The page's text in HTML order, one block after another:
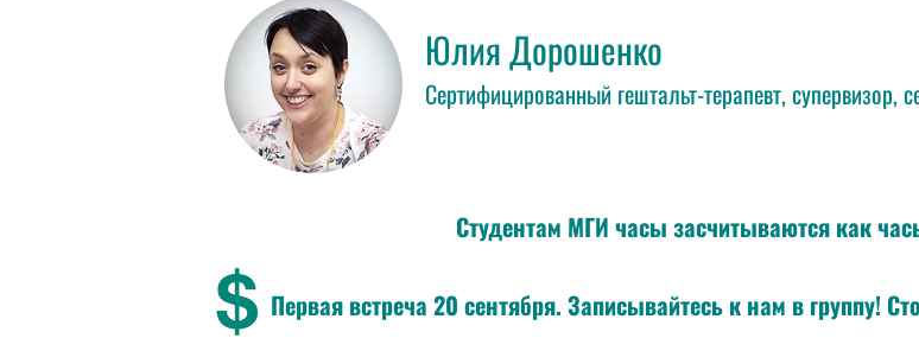
Юлия Дорошенко
Сертифицированный гештальт-терапевт, супервизор,
Студентам МГИ часы засчитываются как
Первая встреча 20 сентября. Записывайтесь к нам в группу!